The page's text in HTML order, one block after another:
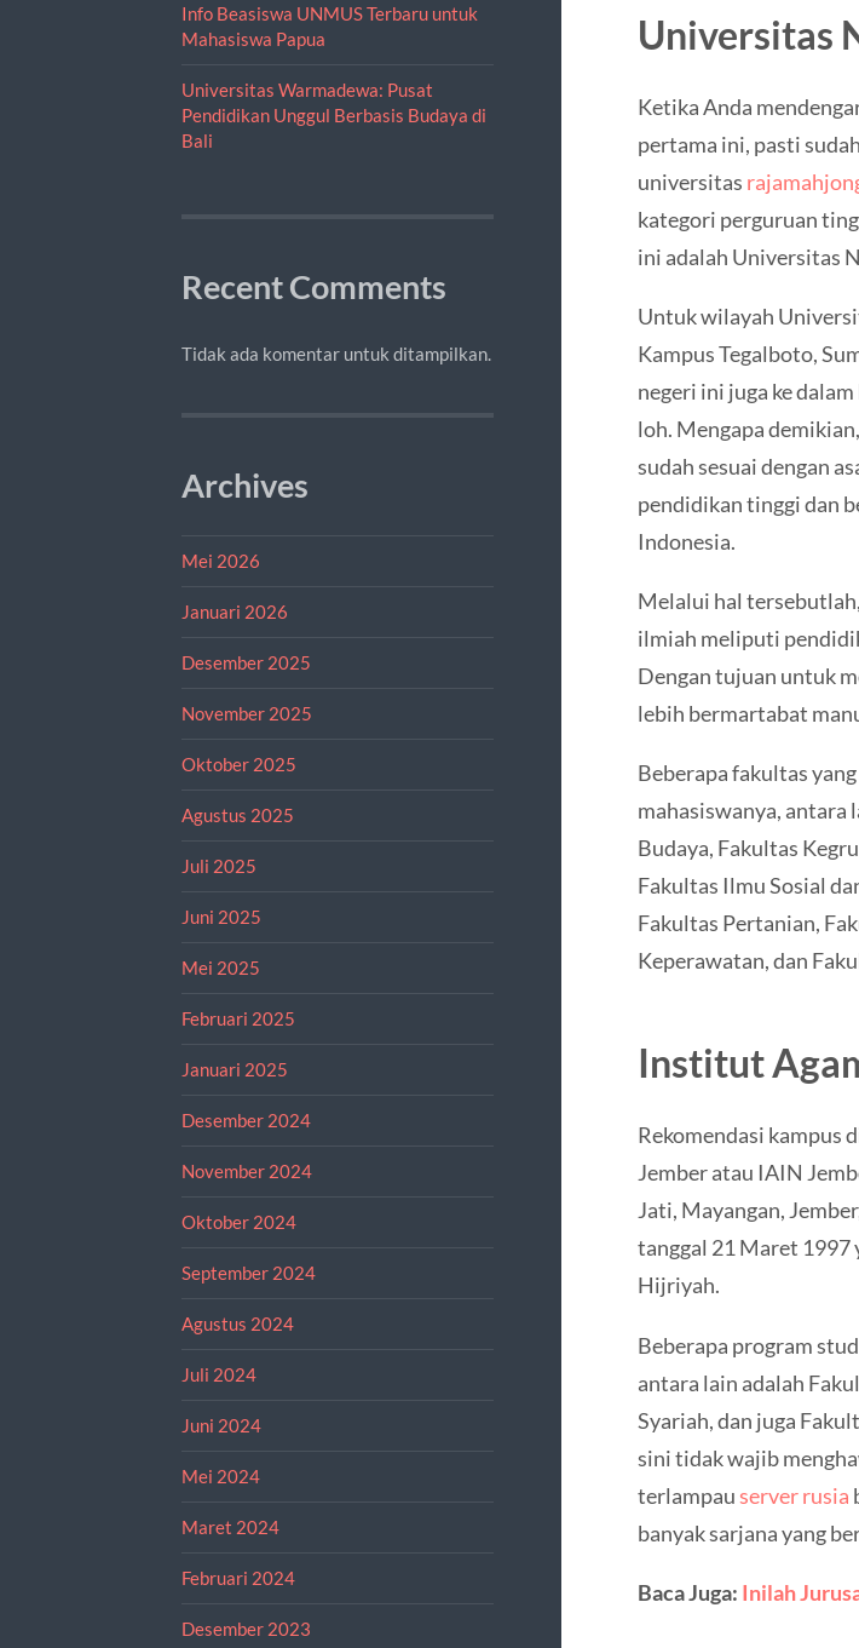
Info Beasiswa UNMUS Terbaru untuk
Mahasiswa Papua
Universitas Warmadewa: Pusat
Pendidikan Unggul Berbasis Budaya di
Bali
Recent Comments
Tidak ada komentar untuk ditampilkan.
Archives
Mei 2026
Januari 2026
Desember 2025
November 2025
Oktober 2025
Agustus 2025
Juli 2025
Juni 2025
Mei 2025
Februari 2025
Januari 2025
Desember 2024
November 2024
Oktober 2024
September 2024
Agustus 2024
Juli 2024
Juni 2024
Mei 2024
Maret 2024
Februari 2024
Desember 2023
Universitas
Ketika Anda
pertama ini, pasti
universitas
kategori perguruan
ini adalah Universitas
Untuk wilayah
Kampus Tegalboto,
negeri ini juga ke
loh. Mengapa
sudah sesuai dengan
pendidikan tinggi dan
Indonesia.
Melalui hal
ilmiah meliputi
Dengan tujuan untuk
lebih bermartabat
Beberapa fakultas
mahasiswanya, antara
Budaya, Fakultas
Fakultas Ilmu Sosial
Fakultas Pertanian,
Keperawatan, dan
Institut
Rekomendasi kampus
Jember atau IAIN
Jati, Mayangan,
tanggal 21 Maret 1997
Hijriyah.
Beberapa program
antara lain adalah
Syariah, dan juga
sini tidak wajib
terlampauserver rusia
banyak sarjana yang
Baca Juga: Inilah